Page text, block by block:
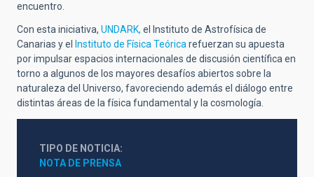
encuentro.
Con esta iniciativa, UNDARK, el Instituto de Astrofísica de
Canarias y el
Instituto de Física Teóricarefuerzan su apuesta
por impulsar espacios internacionales de discusión científica en
torno a algunos de los mayores desafíos abiertos sobre la
naturaleza del Universo, favoreciendo además el diálogo entre
distintas áreas de la física fundamental y la cosmología.
TIPO DE NOTICIA
NOTA DE PRENSA